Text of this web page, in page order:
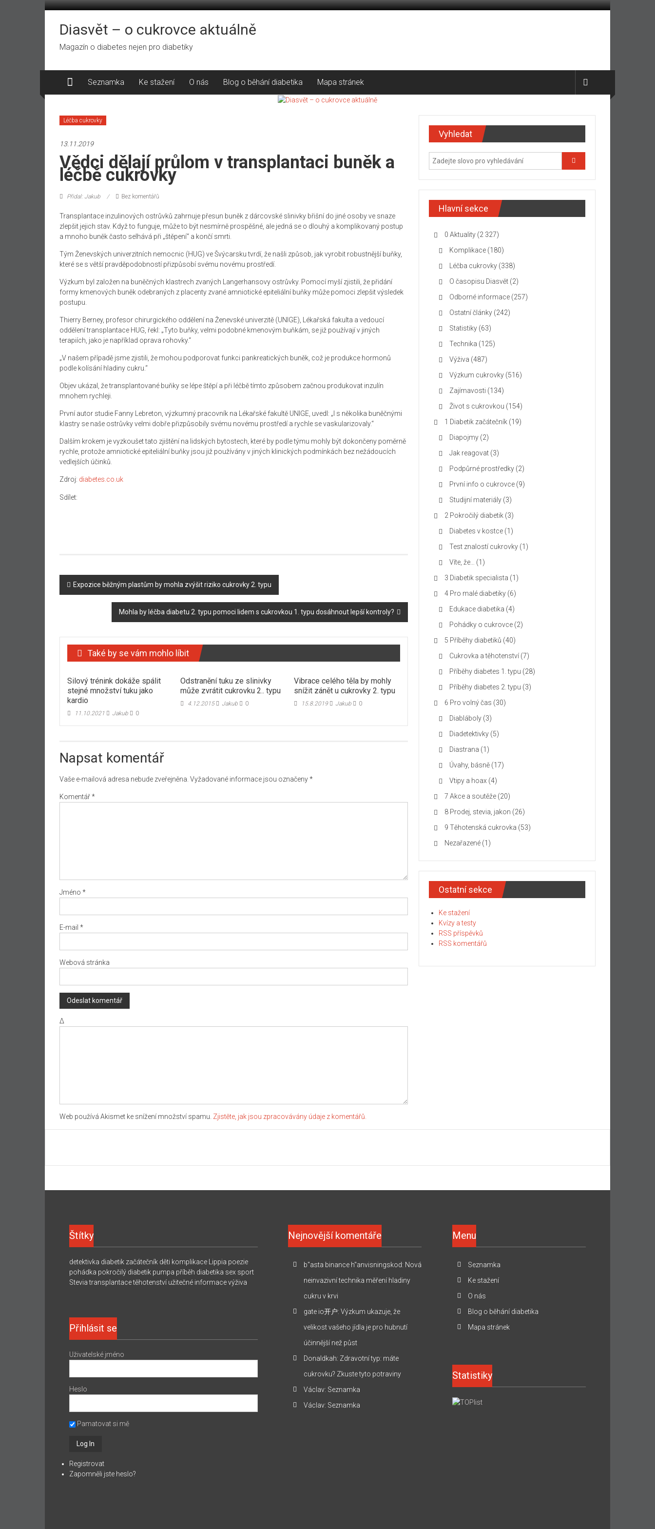
Přeskočit
obsahDiasvět – o cukrovce aktuálně
Magazín o diabetes nejen pro diabetiky
Seznamka Ke stažení O nás Blog o běhání diabetika Mapa stránek
Léčba cukrovky
13.11.2019
Vědci dělají průlom v transplantaci buněk a
léčbě cukrovky
Přidal: Jakub Bez komentářů
Transplantace inzulinových ostrůvků zahrnuje přesun buněk z dárcovské slinivky břišní do jiné osoby ve snaze
zlepšit jejich stav. Když to funguje, může to být nesmírně prospěšné, ale jedná se o dlouhý a komplikovaný postup
a mnoho buněk často selhává při „štěpení“ a končí smrti.
Tým Ženevských univerzitních nemocnic (HUG) ve Švýcarsku tvrdí, že našli způsob, jak vyrobit robustnější buňky,
které se s větší pravděpodobností přizpůsobí svému novému prostředí.
Výzkum byl založen na buněčných klastrech zvaných Langerhansovy ostrůvky. Pomocí myší zjistili, že přidání
formy kmenových buněk odebraných z placenty zvané amniotické epiteliální buňky může pomoci zlepšit výsledek
postupu.
Thierry Berney, profesor chirurgického oddělení na Ženevské univerzitě (UNIGE), Lékařská fakulta a vedoucí
oddělení transplantace HUG, řekl: „Tyto buňky, velmi podobné kmenovým buňkám, se již používají v jiných
terapiích, jako je například oprava rohovky.“
„V našem případě jsme zjistili, že mohou podporovat funkci pankreatických buněk, což je produkce hormonů
podle kolísání hladiny cukru.“
Objev ukázal, že transplantované buňky se lépe štěpí a při léčbě tímto způsobem začnou produkovat inzulín
mnohem rychleji.
První autor studie Fanny Lebreton, výzkumný pracovník na Lékařské fakultě UNIGE, uvedl: „I s několika buněčnými
klastry se naše ostrůvky velmi dobře přizpůsobily svému novému prostředí a rychle se vaskularizovaly.“
Dalším krokem je vyzkoušet tato zjištění na lidských bytostech, které by podle týmu mohly být dokončeny poměrně
rychle, protože amniotické epiteliální buňky jsou již používány v jiných klinických podmínkách bez nežádoucích
vedlejších účinků.
Zdroj: diabetes.co.uk
Sdílet:
Navigace
příspěvku
Expozice běžným plastům by mohla zvýšit riziko cukrovky 2. typu
Mohla by léčba diabetu 2. typu pomoci lidem s cukrovkou 1. typu dosáhnout lepší kontroly?
Také by se vám mohlo líbit
Silový trénink dokáže spálit
stejné množství tuku jako
kardio
11.10.2021 Jakub 0
Odstranění tuku ze slinivky
může zvrátit cukrovku 2.. typu
4.12.2015 Jakub 0
Vibrace celého těla by mohly
snížit zánět u cukrovky 2. typu
15.8.2019 Jakub 0
Napsat komentář
Vaše e-mailová adresa nebude zveřejněna. Vyžadované informace jsou označeny*
Komentář*
Jméno *
E-mail *
Webová stránka
Δ
Web používá Akismet ke snížení množství spamu. Zjistěte, jak jsou zpracovávány údaje z komentářů.
Vyhledat
Hlavní sekce
0 Aktuality (2 327)
Komplikace (180)
Léčba cukrovky (338)
O časopisu Diasvět (2)
Odborné informace (257)
Ostatní články (242)
Statistiky (63)
Technika (125)
Výživa (487)
Výzkum cukrovky (516)
Zajímavosti (134)
Život s cukrovkou (154)
1 Diabetik začátečník (19)
Diapojmy (2)
Jak reagovat (3)
Podpůrné prostředky (2)
První info o cukrovce (9)
Studijní materiály (3)
2 Pokročilý diabetik (3)
Diabetes v kostce (1)
Test znalostí cukrovky (1)
Víte, že…
(1)
3 Diabetik specialista (1)
4 Pro malé diabetiky (6)
Edukace diabetika (4)
Pohádky o cukrovce (2)
5 Příběhy diabetiků (40)
Cukrovka a těhotenství (7)
Příběhy diabetes 1. typu (28)
Příběhy diabetes 2. typu (3)
6 Pro volný čas (30)
Diabláboly (3)
Diadetektivky (5)
Diastrana (1)
Úvahy, básně (17)
Vtipy a hoax (4)
7 Akce a soutěže (20)
8 Prodej, stevia, jakon (26)
9 Těhotenská cukrovka (53)
Nezařazené (1)
Ostatní sekce
Ke stažení
Kvízy a testy
RSS příspěvků
RSS komentářů
Štítky
detektivka diabetik začátečník děti komplikace Lippia poezie
pohádka pokročilý diabetik pumpa příběh diabetika sex sport
Stevia transplantace těhotenství užitečné informace výživa
Přihlásit se
Uživatelské jméno
Heslo
Pamatovat si mě
Registrovat
Zapomněli jste heslo?
Nejnovější komentáře
b"asta binance h"anvisningskod: Nová
neinvazivní technika měření hladiny
cukru v krvi
gate io开户:Výzkum ukazuje, že
velikost vašeho jídla je pro hubnutí
účinnější než půst
Donaldkah: Zdravotní typ: máte
cukrovku? Zkuste tyto potraviny
Václav: Seznamka
Václav: Seznamka
Menu
Seznamka
Ke stažení
O nás
Blog o běhání diabetika
Mapa stránek
Statistiky